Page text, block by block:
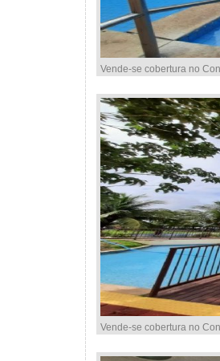
Vende-se cobertura no
Vende-se cobertura no